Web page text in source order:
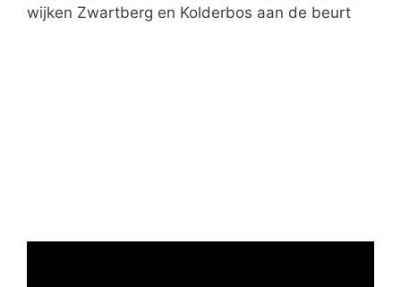
wijken Zwartberg en Kolderbos aan de beurt